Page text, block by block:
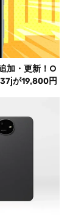
加・更新！O
が19,800円